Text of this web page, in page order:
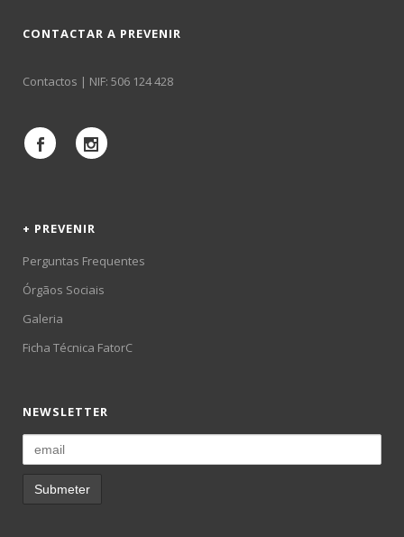
CONTACTAR A PREVENIR
Contactos | NIF: 506 124 428
+ PREVENIR
Perguntas Frequentes
Órgãos Sociais
Galeria
Ficha Técnica FatorC
NEWSLETTER